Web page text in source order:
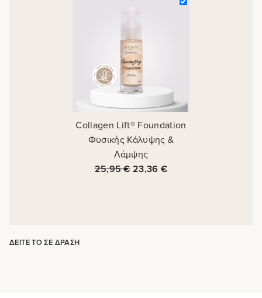
Collagen Lift® Foundation
Φυσικής Κάλυψης &
Λάμψης
25,95€23,36€
ΔΕΊΤΕ ΤΟ ΣΕ ΔΡΆΣΗ